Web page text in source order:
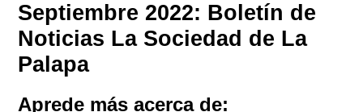
Septiembre 2022: Boletín de
Noticias La Sociedad de La
Palapa
Aprede más acerca de: